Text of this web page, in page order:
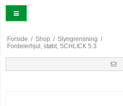
Forside / Shop / Slyngrensning /
Fordelerhjul, støbt, SCHLICK 5.3